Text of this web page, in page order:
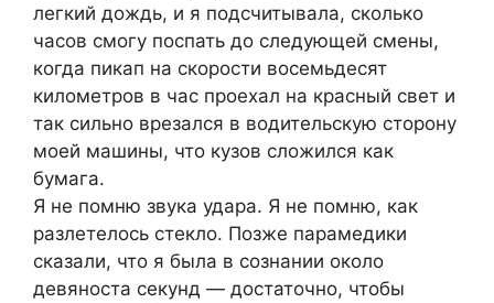
легкий дождь, и я подсчитывала, сколько
часов смогу поспать до следующей смены,
когда пикап на скорости восемьдесят
километров в час проехал на красный свет и
так сильно врезался в водительскую сторону
моей машины, что кузов сложился как
бумага.
Я не помню звука удара. Я не помню, как
разлетелось стекло. Позже парамедики
сказали, что я была в сознании около
девяноста секунд — достаточно, чтобы